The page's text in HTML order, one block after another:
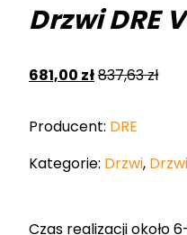
Drzwi DRE
681,00 zł837,63zł
Producent: DRE
Kategorie: Drzwi,
Czas realizacji około